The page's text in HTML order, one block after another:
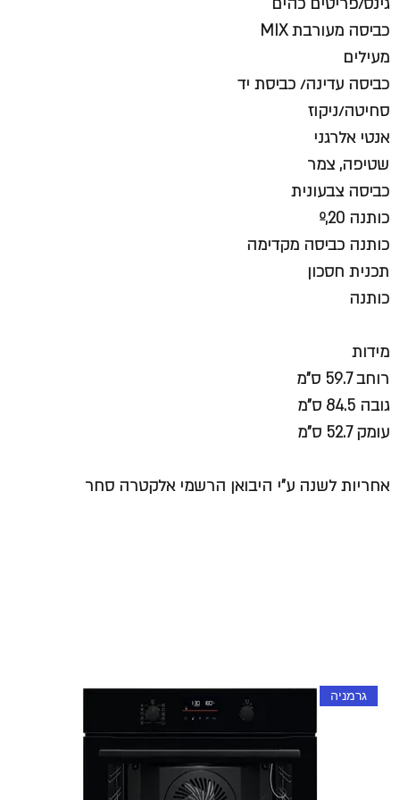
כביסה מעורבת MIX
מעילים
כביסה עדינה/ כביסת יד
סחיטה/ניקוז
אנטי אלרגני
שטיפה, צמר
כביסה צבעונית
כותנה º,20
כותנה כביסה מקדימה
תכנית חסכון
כותנה
מידות
רוחב 59.7 ס"מ
גובה 84.5 ס"מ
עומק 52.7 ס"מ
אחריות לשנה ע"י היבואן הרשמי אלקטרה סחר
גרמניה